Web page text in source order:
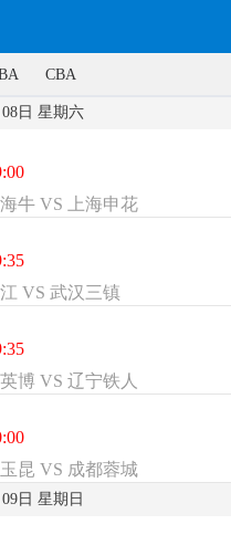
CBA
日 星期六
牛 VS 上海申花
VS 武汉三镇
博 VS 辽宁铁人
昆 VS 成都蓉城
日 星期日